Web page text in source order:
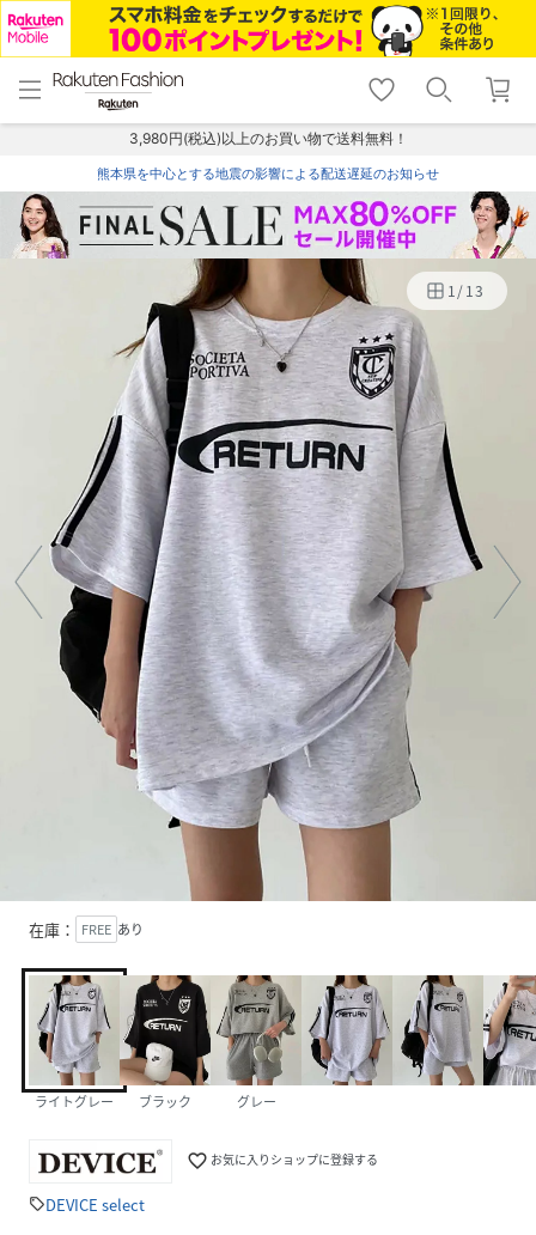
menu home
トップ
shopping_cart lock_outline
ログイン
3,980円(税込)以上のお買い物で送料無料！
熊本県を中心とする地震の影響による配送遅延のお知らせ
1/13
在庫： FREE あり
ライトグレー ブラック グレー
favorite_border お気に入りショップに登録する
sellDEVICE select